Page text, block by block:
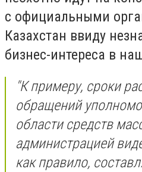
с официальными
Казахстан ввиду
бизнес-интереса в
"К примеру, сроки
обращений
области средств
администрацией
как правило,